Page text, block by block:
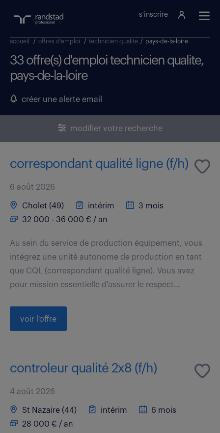
s'inscrire
accueil / offres d'emploi / technicien qualite / pays-de-la-loire
33 offre(s) d'emploi technicien qualite,
pays-de-la-loire
créer une alerte email
modifier votre recherche
correspondant qualité ligne (f/h)
6 août 2026
Cholet (49) intérim
3 mois
32 000 - 36 000 € / an
Au sein du service de production équipement, vous
intégrez une unité autonome de production en tant
que CQL (correspondant qualité ligne). Vous avez
pour mission essentielle d'assurer le respect...
voir l'offre
controleur qualité 2x8 (f/h)
4 août 2026
St Nazaire (44) intérim
6 mois
28 000 € / an